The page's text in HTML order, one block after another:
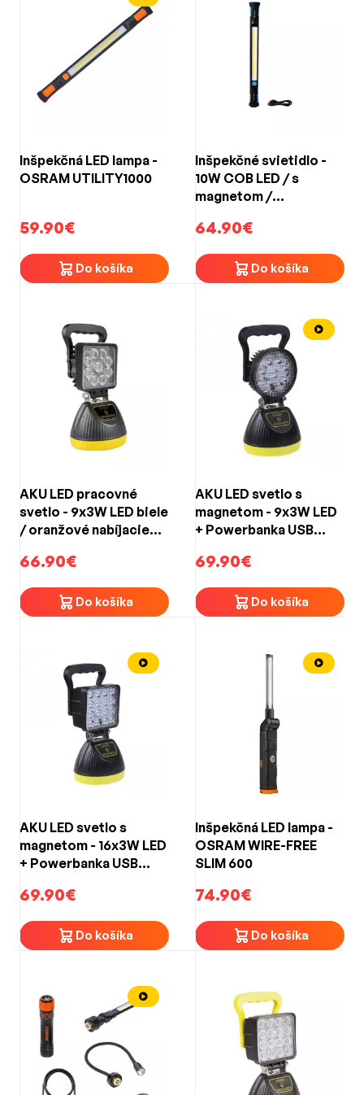
Inšpekčná LED lampa -
OSRAM UTILITY1000
59.90€
Do košíka
Inšpekčné svietidlo -
10W COB LED / s
magnetom /
64.90€
Do košíka
AKU LED pracovné
svetlo - 9x3W LED biele
/ oranžové nabíjacie
66.90€
Do košíka
AKU LED svetlo s
magnetom - 9x3W LED
+ Powerbanka USB
69.90€
Do košíka
AKU LED svetlo s
magnetom - 16x3W LED
+ Powerbanka USB
69.90€
Do košíka
Inšpekčná LED lampa -
OSRAM WIRE-FREE
SLIM 600
74.90€
Do košíka